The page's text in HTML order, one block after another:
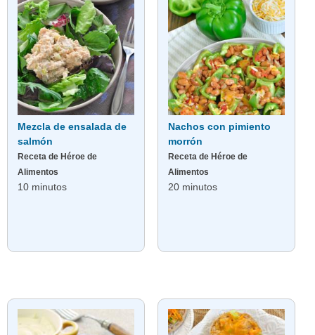
Mezcla de ensalada de
salmón
Receta de Héroe de
Alimentos
10 minutos
Nachos con pimiento
morrón
Receta de Héroe de
Alimentos
20 minutos